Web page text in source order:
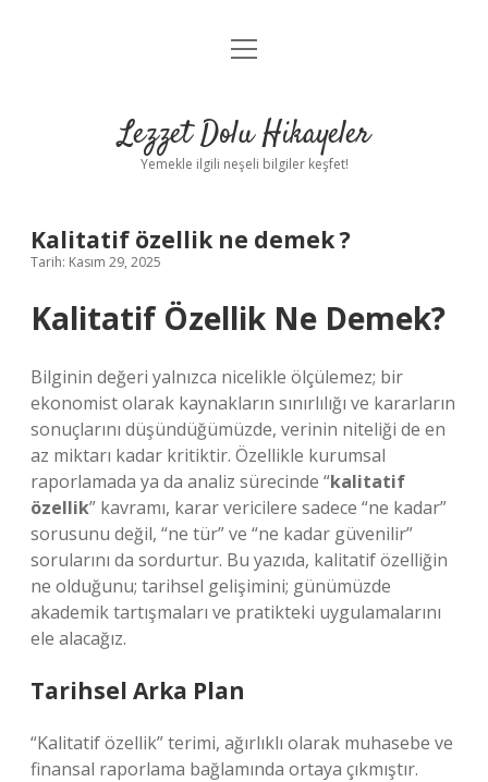
Anasayfa
Yasal Uyarı
menüyü
Lezzet Dolu Hikayeler
Yemekle ilgili neşeli bilgiler keşfet!
Kalitatif özellik ne demek ?
Tarih: Kasım 29, 2025
Kalitatif Özellik Ne Demek?
Bilginin değeri yalnızca nicelikle ölçülemez; bir
ekonomist olarak kaynakların sınırlılığı ve kararların
sonuçlarını düşündüğümüzde, verinin niteliği de en
az miktarı kadar kritiktir. Özellikle kurumsal
raporlamada ya da analiz sürecinde “kalitatif
özellik” kavramı, karar vericilere sadece “ne kadar”
sorusunu değil, “ne tür” ve “ne kadar güvenilir”
sorularını da sordurtur. Bu yazıda, kalitatif özelliğin
ne olduğunu; tarihsel gelişimini; günümüzde
akademik tartışmaları ve pratikteki uygulamalarını
ele alacağız.
Tarihsel Arka Plan
“Kalitatif özellik” terimi, ağırlıklı olarak muhasebe ve
finansal raporlama bağlamında ortaya çıkmıştır.